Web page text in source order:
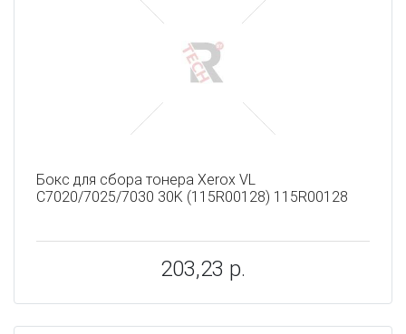
Бокс для сбора тонера Xerox VL
C7020/7025/7030 30K (115R00128) 115R00128
203,23 р.